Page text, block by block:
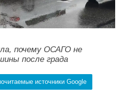
почему ОСАГО не
после града
источники Google